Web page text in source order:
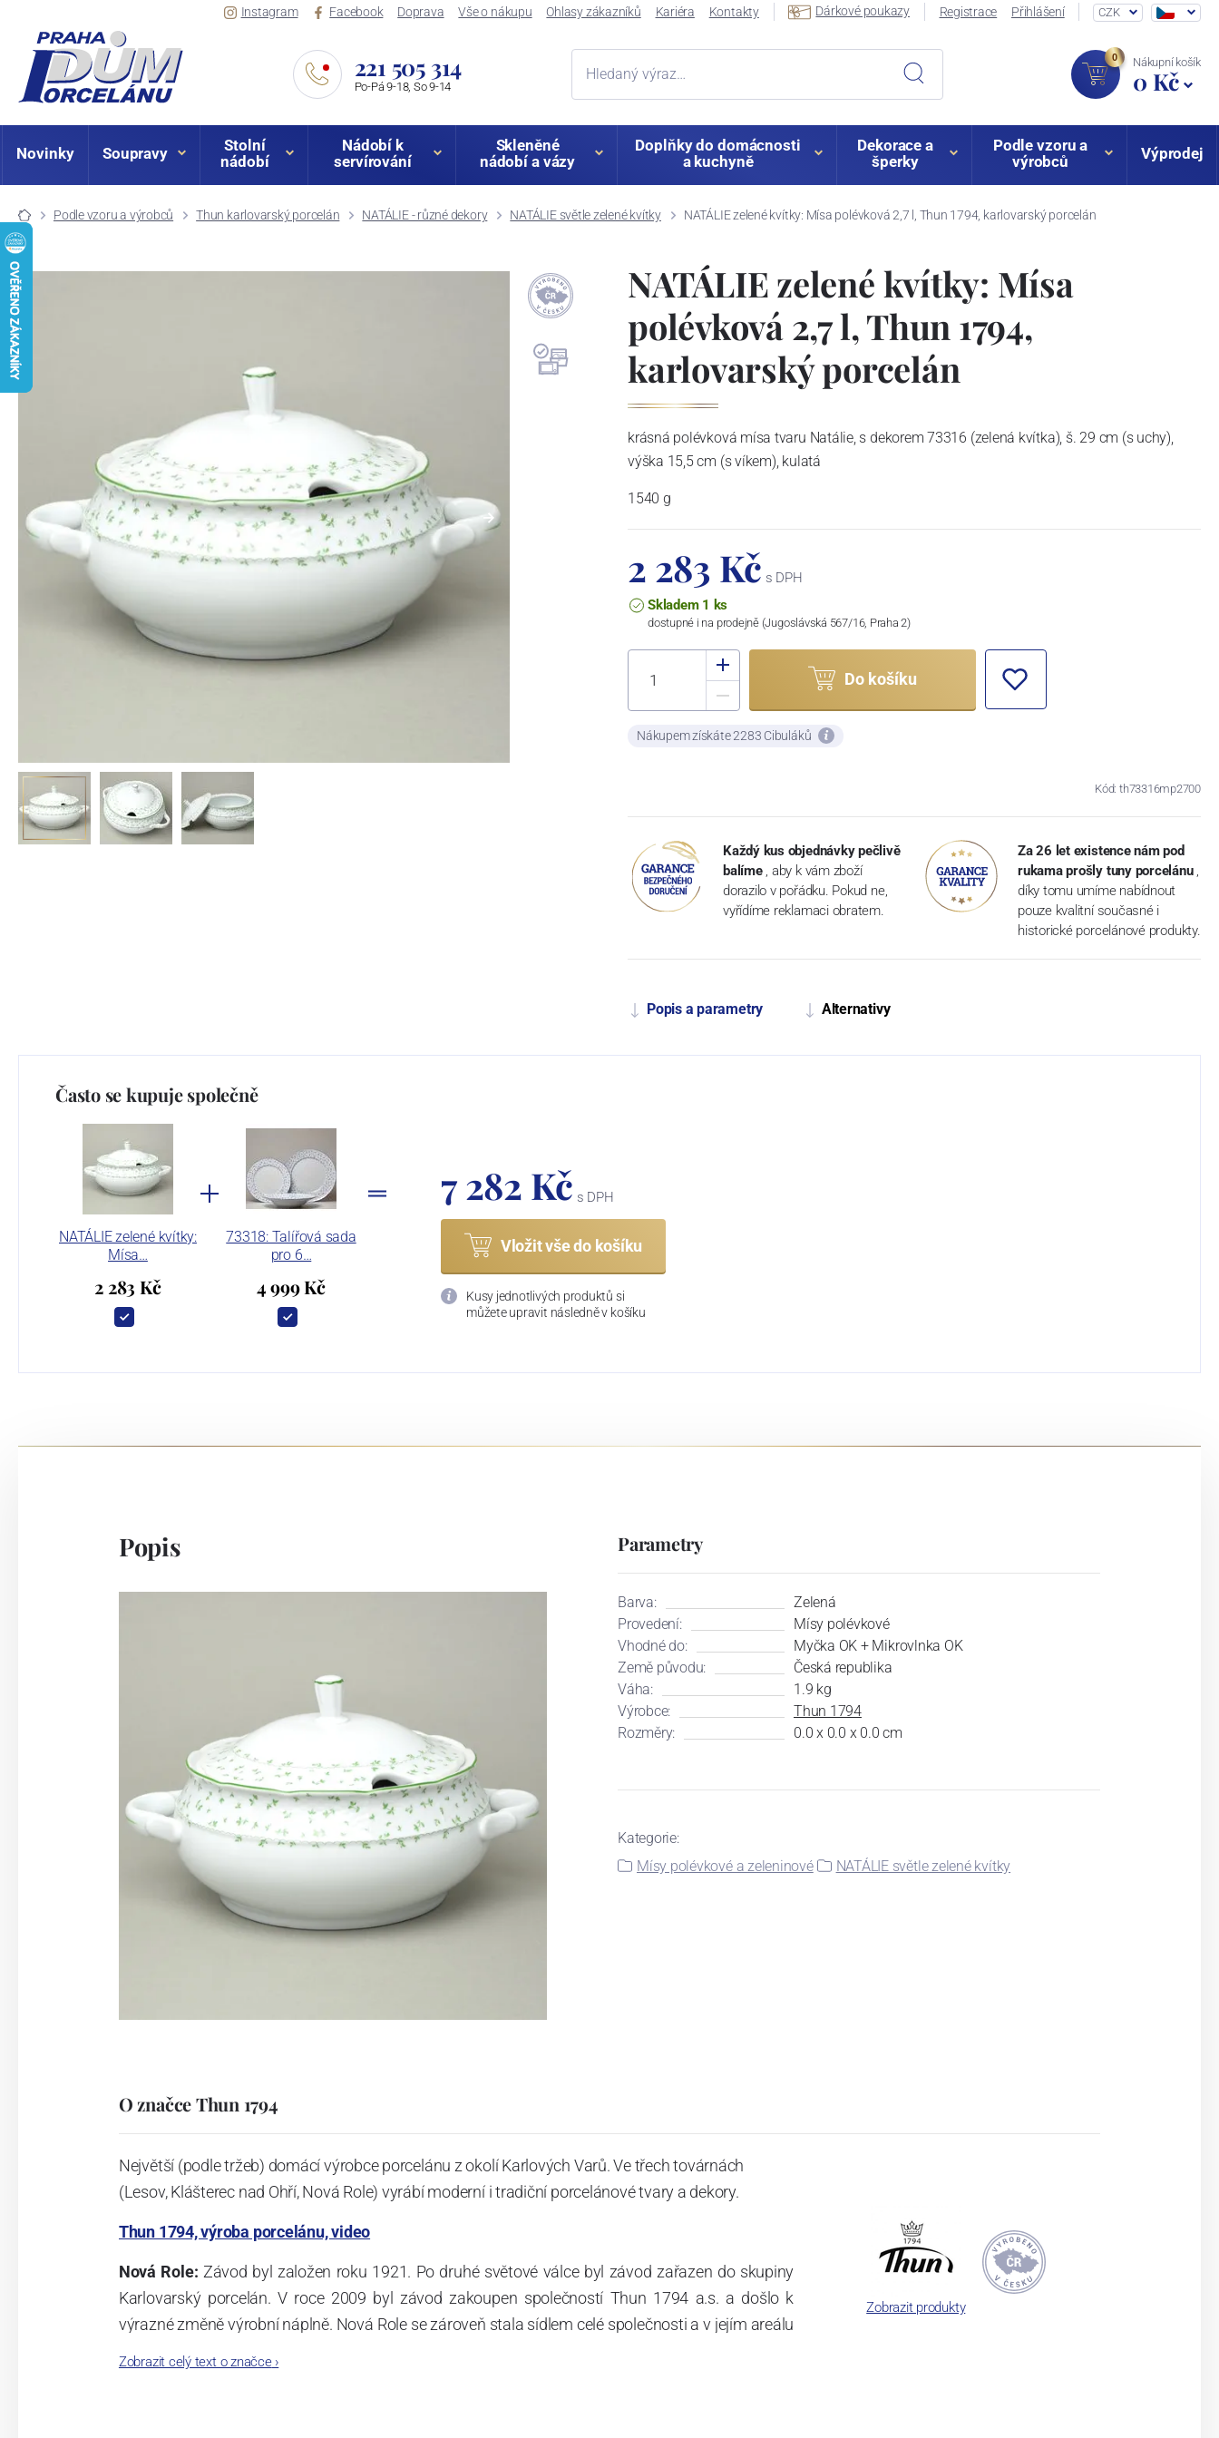
Instagram Facebook Doprava Vše o nákupu Ohlasy zákazníků Kariéra Kontakty Dárkové poukazy Registrace Přihlášení CZK
221 505 314
Po-Pá 9-18, So 9-14
0 Nákupní košík
0 Kč
Novinky Soupravy
Stolní
nádobí
Nádobí k
servírování
Skleněné
nádobí a vázy
Doplňky do domácnosti
a kuchyně
Dekorace a
šperky
Podle vzoru a
výrobců
Výprodej
Podle vzoru a výrobců Thun karlovarský porcelán NATÁLIE - různé dekory NATÁLIE světle zelené kvítky NATÁLIE zelené kvítky: Mísa polévková 2,7 l, Thun 1794, karlovarský porcelán
NATÁLIE zelené kvítky: Mísa
polévková 2,7 l, Thun 1794,
karlovarský porcelán
krásná polévková mísa tvaru Natálie, s dekorem 73316 (zelená kvítka), š. 29 cm (s uchy),
výška 15,5 cm (s víkem), kulatá
1540 g
2 283 Kč s DPH
Skladem 1 ks
dostupné i na prodejně (Jugoslávská 567/16, Praha 2)
Do košíku
Nákupem získáte 2283 Cibuláků
Kód: th73316mp2700
Každý kus objednávky pečlivě
balíme , aby k vám zboží
dorazilo v pořádku. Pokud ne,
vyřídíme reklamaci obratem.
Za 26 let existence nám pod
rukama prošly tuny porcelánu ,
díky tomu umíme nabídnout
pouze kvalitní současné i
historické porcelánové produkty.
Popis a parametry Alternativy
Často se kupuje společně
NATÁLIE zelené kvítky:
Mísa…
2 283 Kč
73318: Talířová sada
pro 6…
4 999 Kč
7 282 Kč s DPH
Vložit vše do košíku
Kusy jednotlivých produktů si
můžete upravit následně v košíku
Popis Parametry
Barva:
Zelená
Provedení:
Mísy polévkové
Vhodné do:
Myčka OK + Mikrovlnka OK
Země původu:
Česká republika
Váha:
1.9 kg
Výrobce:
Thun 1794
Rozměry:
0.0 x 0.0 x 0.0 cm
Kategorie:
Mísy polévkové a zeleninové
NATÁLIE světle zelené kvítky
O značce Thun 1794
Největší (podle tržeb) domácí výrobce porcelánu z okolí Karlových Varů. Ve třech továrnách
(Lesov, Klášterec nad Ohří, Nová Role) vyrábí moderní i tradiční porcelánové tvary a dekory.
Thun 1794, výroba porcelánu, video
Nová Role: Závod byl založen roku 1921. Po druhé světové válce byl závod zařazen do skupiny
Karlovarský porcelán. V roce 2009 byl závod zakoupen společností Thun 1794 a.s. a došlo k
výrazné změně výrobní náplně. Nová Role se zároveň stala sídlem celé společnosti a v jejím areálu
Zobrazit celý text o značce›
Zobrazit produkty